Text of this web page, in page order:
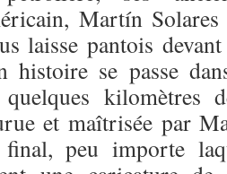
Martín
laisse pantois
histoire se passe
kilomètres
et maîtrisée par
final, peu importe